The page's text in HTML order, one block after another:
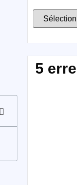
5